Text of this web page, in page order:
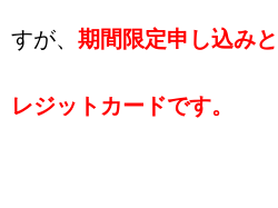
すが、 期間限定申し込み
レジットカードです。